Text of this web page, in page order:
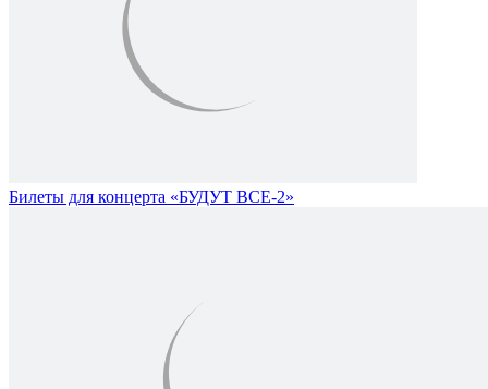
Билеты для концерта «БУДУТ ВСЕ-2»